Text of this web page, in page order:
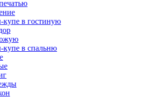
в гостиную
в спальню